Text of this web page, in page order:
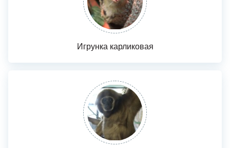
Игрунка карликовая